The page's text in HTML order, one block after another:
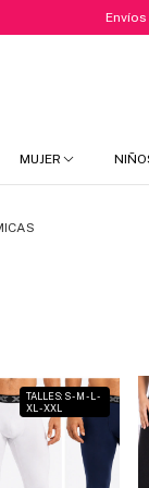
MUJER
TALLES: S - M - L -
XL - XXL